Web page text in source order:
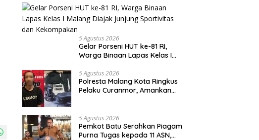
5 Agustus 2026
Gelar Porseni HUT ke-81 RI,
Warga Binaan Lapas Kelas I
Sportivitas dan Kekompakan
5 Agustus 2026
Polresta Malang Kota Ringkus
Pelaku Curanmor, Amankan
5 Agustus 2026
Pemkot Batu Serahkan Piagam
Purna Tugas kepada 11 ASN,